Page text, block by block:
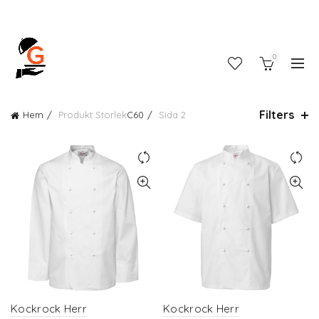
0
Hem Produkt StorlekC60 Sida 2 Filters
Kockrock Herr Kockrock Herr